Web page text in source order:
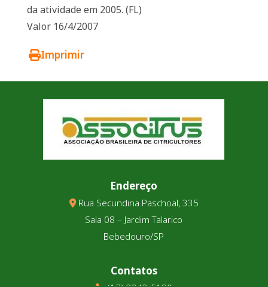
da atividade em 2005. (FL)
Valor 16/4/2007
Imprimir
Endereço
Rua Secundina Paschoal, 335
Sala 08 – Jardim Talarico
Bebedouro/SP
Contatos